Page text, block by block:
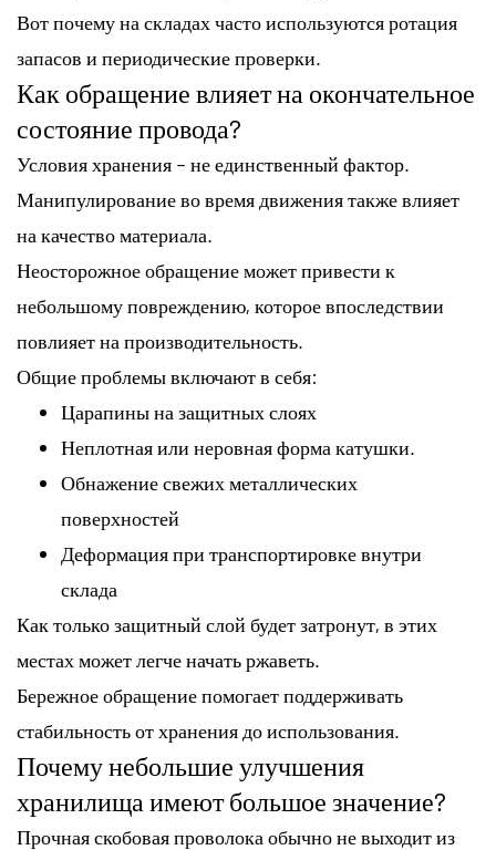
Вот почему на складах часто используются ротация
запасов и периодические проверки.
Как обращение влияет на окончательное
состояние провода?
Условия хранения – не единственный фактор.
Манипулирование во время движения также влияет
на качество материала.
Неосторожное обращение может привести к
небольшому повреждению, которое впоследствии
повлияет на производительность.
Общие проблемы включают в себя:
Царапины на защитных слоях
Неплотная или неровная форма катушки.
Обнажение свежих металлических
поверхностей
Деформация при транспортировке внутри
склада
Как только защитный слой будет затронут, в этих
местах может легче начать ржаветь.
Бережное обращение помогает поддерживать
стабильность от хранения до использования.
Почему небольшие улучшения
хранилища имеют большое значение?
Прочная скобовая проволока обычно не выходит из